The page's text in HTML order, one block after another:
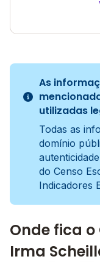
As
utilizadas
Todas as
domínio
do Censo
Indicadores
Onde fica
Irma